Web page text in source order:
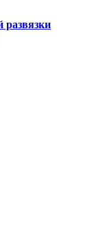
развязки